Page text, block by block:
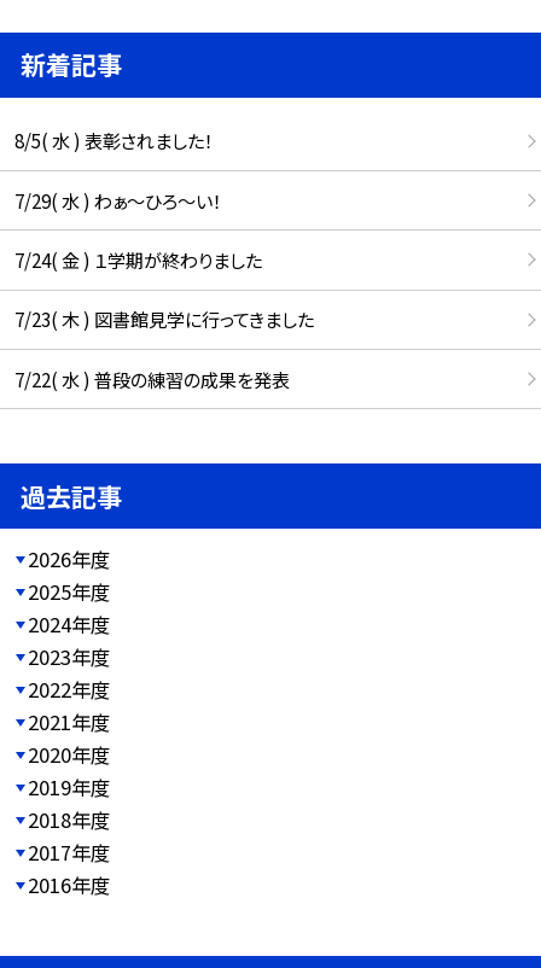
新着記事
8/5( 水 ) 表彰されました！
7/29( 水 ) わぁ～ひろ～い！
7/24( 金 ) １学期が終わりました
7/23( 木 ) 図書館見学に行ってきました
7/22( 水 ) 普段の練習の成果を発表
過去記事
2026年度
2025年度
2024年度
2023年度
2022年度
2021年度
2020年度
2019年度
2018年度
2017年度
2016年度